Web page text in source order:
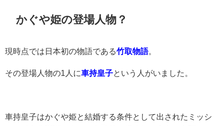
かぐや姫の登場人物？
現時点では日本初の物語である竹取物語。
その登場人物の1人に車持皇子という人がいました。
車持皇子はかぐや姫と結婚する条件として出されたミッシ